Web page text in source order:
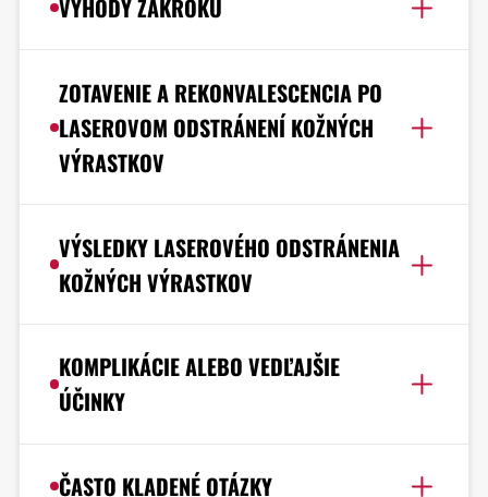
VÝHODY ZÁKROKU
ZOTAVENIE A REKONVALESCENCIA PO
LASEROVOM ODSTRÁNENÍ KOŽNÝCH
VÝRASTKOV
VÝSLEDKY LASEROVÉHO ODSTRÁNENIA
KOŽNÝCH VÝRASTKOV
KOMPLIKÁCIE ALEBO VEDĽAJŠIE
ÚČINKY
ČASTO KLADENÉ OTÁZKY